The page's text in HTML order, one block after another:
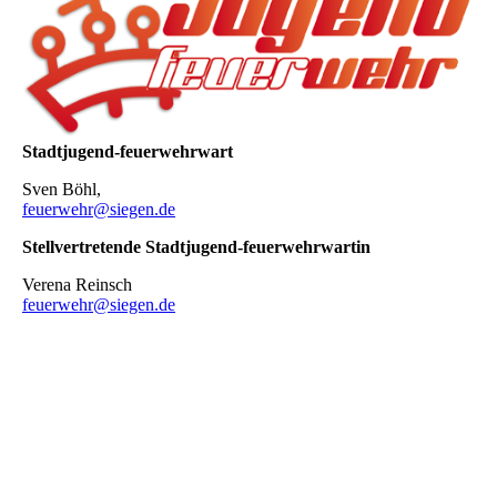
Stadtjugend-feuerwehrwart
Sven Böhl,
feuerwehr@siegen.de
Stellvertretende Stadtjugend-feuerwehrwartin
Verena Reinsch
feuerwehr@siegen.de